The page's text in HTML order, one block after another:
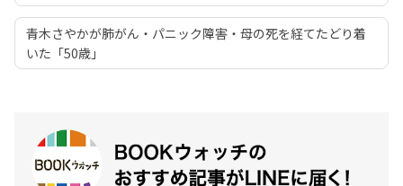
青木さやかが肺がん・パニック障害・母の死を経てたどり着
いた「50歳」